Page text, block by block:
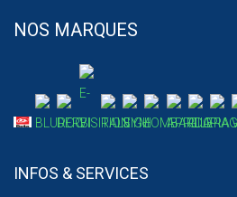
NOS MARQUES
INFOS & SERVICES